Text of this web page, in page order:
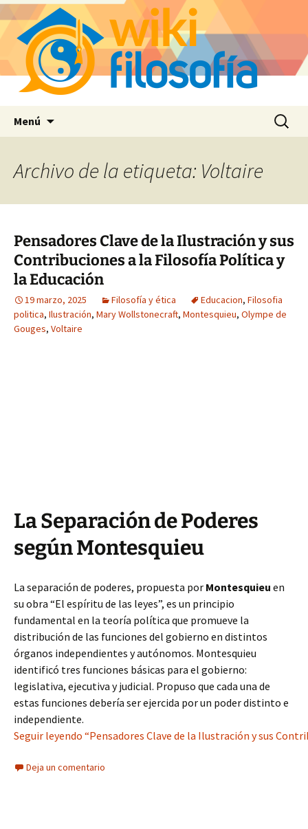
Menú Buscar:
Archivo de la etiqueta: Voltaire
Pensadores Clave de la Ilustración y sus
Contribuciones a la Filosofía Política y
la Educación
19 marzo, 2025 Filosofía y ética Educacion, Filosofia
politica, Ilustración, Mary Wollstonecraft, Montesquieu, Olympe de
Gouges, Voltaire
La Separación de Poderes
según Montesquieu
La separación de poderes, propuesta por Montesquieu en
su obra “El espíritu de las leyes”, es un principio
fundamental en la teoría política que promueve la
distribución de las funciones del gobierno en distintos
órganos independientes y autónomos. Montesquieu
identificó tres funciones básicas para el gobierno:
legislativa, ejecutiva y judicial. Propuso que cada una de
estas funciones debería ser ejercida por un poder distinto e
independiente.
Seguir leyendo “Pensadores Clave de la Ilustración y sus
Deja un comentario